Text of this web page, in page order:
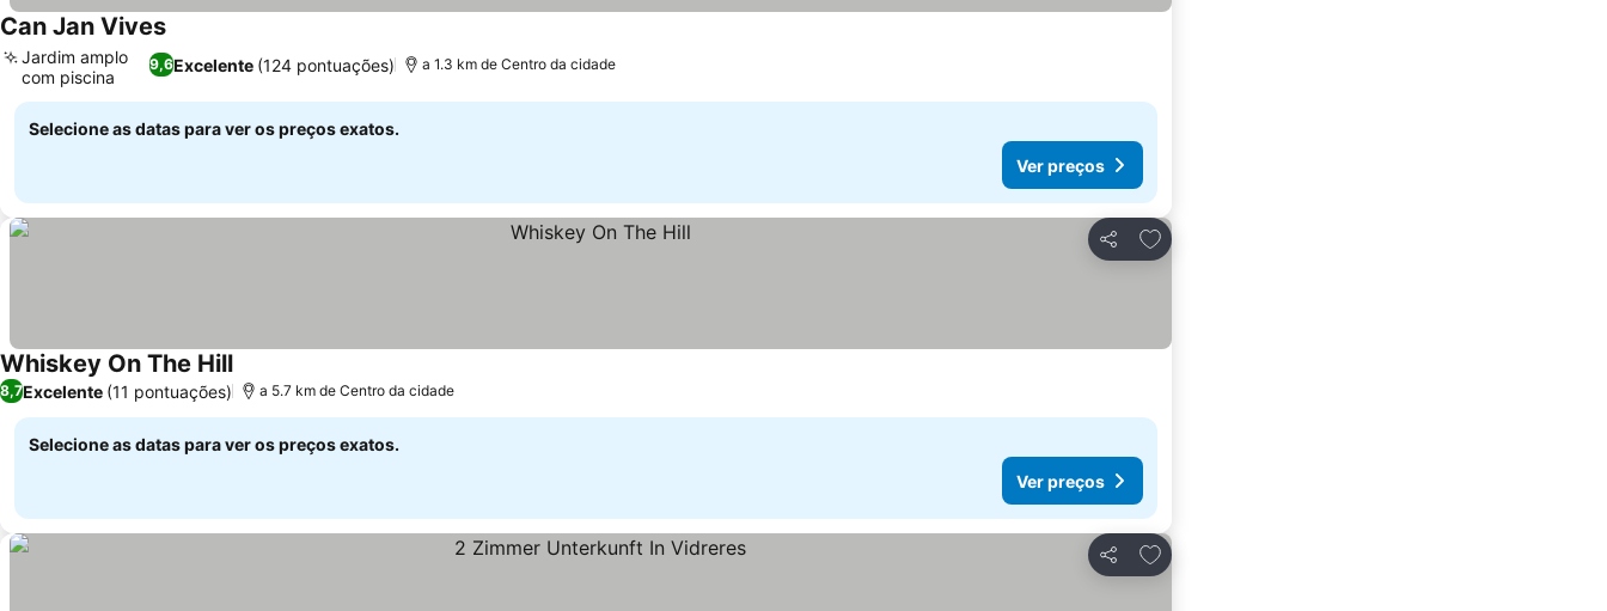
Can Jan VivesVer preços
9,6Excelente (124 pontuações)
Jardim amplo
com piscina
a 1.3 km de Centro da cidade
Selecione as datas para ver os preços exatos.
Ver preços
Partilhar
Adicionar aos favoritos
Whiskey On The HillVer preços
8,7Excelente (11 pontuações) a 5.7 km de Centro da cidade
Selecione as datas para ver os preços exatos.
Ver preços
Partilhar
Adicionar aos favoritos